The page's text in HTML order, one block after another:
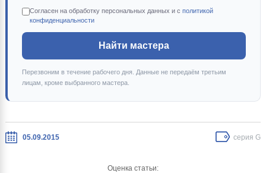
Согласен на обработку персональных данных и с политикой
конфиденциальности
Найти мастера
Перезвоним в течение рабочего дня. Данные не передаём третьим
лицам, кроме выбранного мастера.
05.09.2015 серия G
Оценка статьи: